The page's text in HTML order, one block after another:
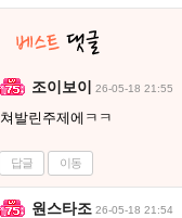
조이보이 26-05-18 21:55
쳐발린주제에ㅋㅋ
답글 이동
원스타조 26-05-18 21:54